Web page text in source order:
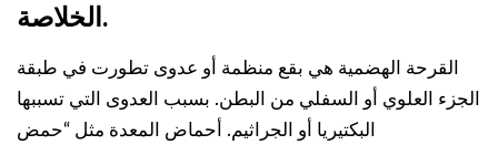
الخلاصة.
القرحة الهضمية هي بقع منظمة أو عدوى تطورت في طبقة
الجزء العلوي أو السفلي من البطن. بسبب العدوى التي تسببها
البكتيريا أو الجراثيم. أحماض المعدة مثل “حمض